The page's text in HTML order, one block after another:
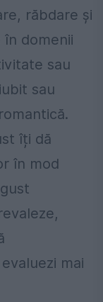
răbdare și
domenii
sau
sau
îți dă
în mod
mai